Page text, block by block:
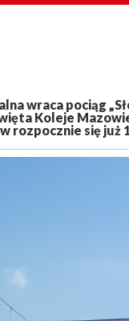
wraca pociąg
Koleje
rozpocznie się już